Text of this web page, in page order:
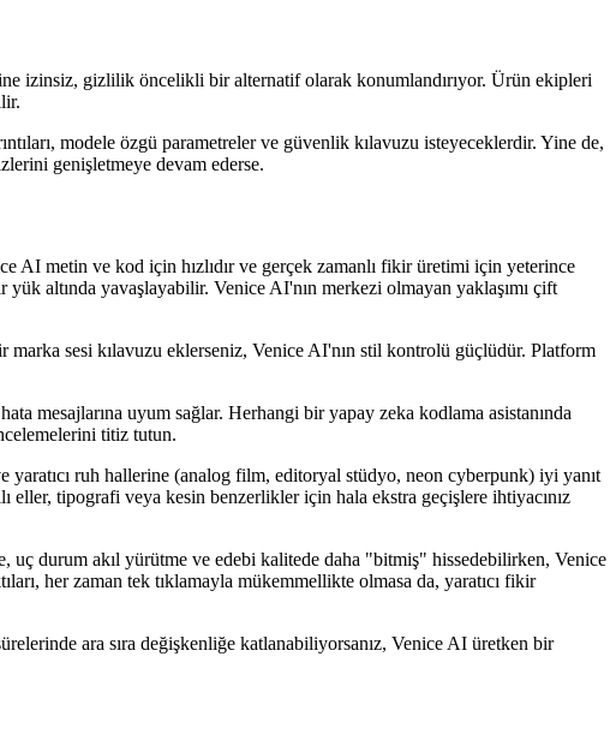
izinsiz, gizlilik öncelikli bir alternatif olarak konumlandırıyor. Ürün ekipleri
modele özgü parametreler ve güvenlik kılavuzu isteyeceklerdir. Yine de,
genişletmeye devam ederse.
AI metin ve kod için hızlıdır ve gerçek zamanlı fikir üretimi için yeterince
altında yavaşlayabilir. Venice AI'nın merkezi olmayan yaklaşımı çift
marka sesi kılavuzu eklerseniz, Venice AI'nın stil kontrolü güçlüdür. Platform
mesajlarına uyum sağlar. Herhangi bir yapay zeka kodlama asistanında
titiz tutun.
ruh hallerine (analog film, editoryal stüdyo, neon cyberpunk) iyi yanıt
eller, tipografi veya kesin benzerlikler için hala ekstra geçişlere ihtiyacınız
uç durum akıl yürütme ve edebi kalitede daha "bitmiş" hissedebilirken, Venice
her zaman tek tıklamayla mükemmellikte olmasa da, yaratıcı fikir
ara sıra değişkenliğe katlanabiliyorsanız, Venice AI üretken bir